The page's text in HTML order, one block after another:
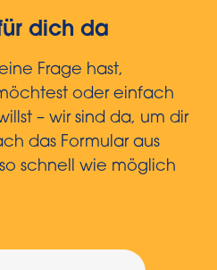
dich da
Frage hast,
oder einfach
– wir sind da, um dir
das Formular aus
schnell wie möglich